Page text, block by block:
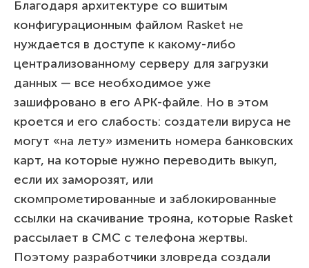
Благодаря архитектуре со вшитым
конфигурационным файлом Rasket не
нуждается в доступе к какому-либо
централизованному серверу для загрузки
данных — все необходимое уже
зашифровано в его APK-файле. Но в этом
кроется и его слабость: создатели вируса не
могут «на лету» изменить номера банковских
карт, на которые нужно переводить выкуп,
если их заморозят, или
скомпрометированные и заблокированные
ссылки на скачивание трояна, которые Rasket
рассылает в СМС с телефона жертвы.
Поэтому разработчики зловреда создали